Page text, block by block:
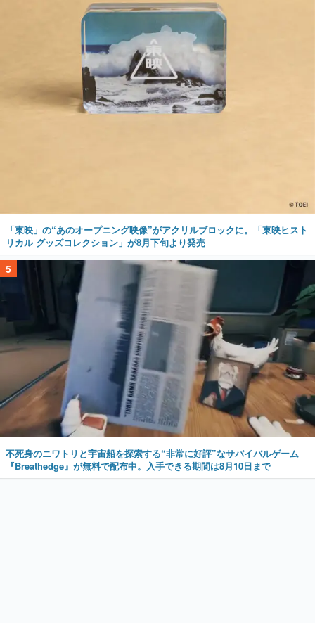
「東映」の“あのオープニング映像”がアクリルブロックに。「東映ヒスト
リカル グッズコレクション」が8月下旬より発売
5
不死身のニワトリと宇宙船を探索する“非常に好評”なサバイバルゲーム
『Breathedge』が無料で配布中。入手できる期間は8月10日まで